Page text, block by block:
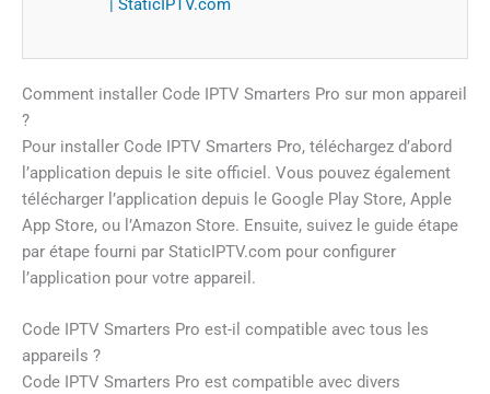
| StaticIPTV.com
Comment installer Code IPTV Smarters Pro sur mon appareil
?
Pour installer Code IPTV Smarters Pro, téléchargez d’abord
l’application depuis le site officiel. Vous pouvez également
télécharger l’application depuis le Google Play Store, Apple
App Store, ou l’Amazon Store. Ensuite, suivez le guide étape
par étape fourni par StaticIPTV.com pour configurer
l’application pour votre appareil.
Code IPTV Smarters Pro est-il compatible avec tous les
appareils ?
Code IPTV Smarters Pro est compatible avec divers